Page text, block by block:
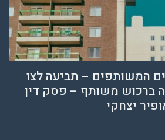
המשותפים – תביעה לצו
ברכוש משותף – פסק דין
יצחקי